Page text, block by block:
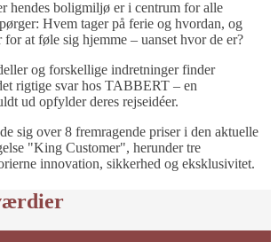
hendes boligmiljø er i centrum for alle
Hvem tager på ferie og hvordan, og
at føle sig hjemme – uanset hvor de er?
og forskellige indretninger finder
rigtige svar hos TABBERT – en
ud opfylder deres rejseidéer.
sig over 8 fremragende priser i den aktuelle
"King Customer", herunder tre
innovation, sikkerhed og eksklusivitet.